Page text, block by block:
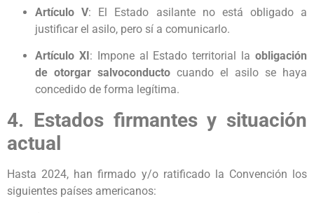
Artículo V: El Estado asilante no está obligado a
justificar el asilo, pero sí a comunicarlo.
Artículo XI : Impone al Estado territorial laobligación
de otorgar salvoconducto cuando el asilo se haya
concedido de forma legítima.
4. Estados firmantes y situación
actual
Hasta 2024, han firmado y/o ratificado la Convención los
siguientes países americanos: